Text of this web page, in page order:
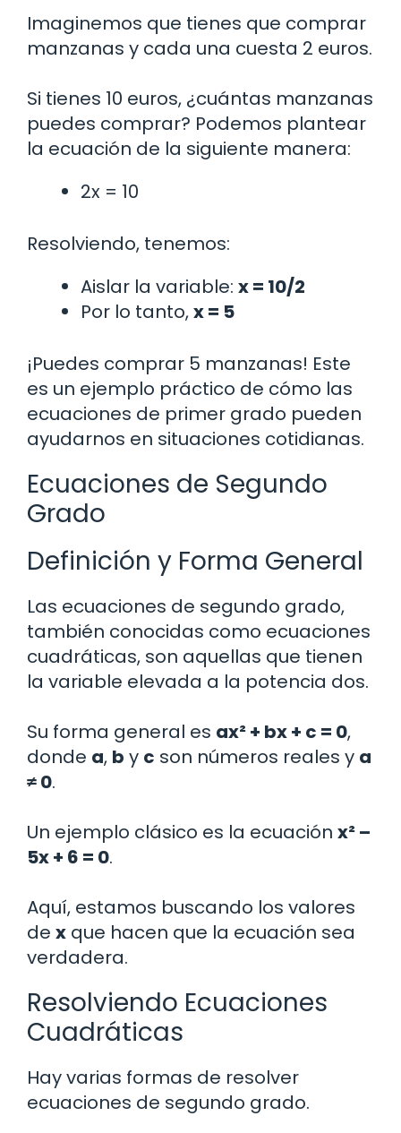
Imaginemos que tienes que comprar
manzanas y cada una cuesta 2 euros.
Si tienes 10 euros, ¿cuántas manzanas
puedes comprar? Podemos plantear
la ecuación de la siguiente manera:
2x = 10
Resolviendo, tenemos:
Aislar la variable: x = 10/2
Por lo tanto,x = 5
¡Puedes comprar 5 manzanas! Este
es un ejemplo práctico de cómo las
ecuaciones de primer grado pueden
ayudarnos en situaciones cotidianas.
Ecuaciones de Segundo
Grado
Definición y Forma General
Las ecuaciones de segundo grado,
también conocidas como ecuaciones
cuadráticas, son aquellas que tienen
la variable elevada a la potencia dos.
Su forma general es ax² + bx + c = 0,
donde a, b y c son números reales y a
≠ 0.
Un ejemplo clásico es la ecuación x² –
5x + 6 = 0.
Aquí, estamos buscando los valores
de x que hacen que la ecuación sea
verdadera.
Resolviendo Ecuaciones
Cuadráticas
Hay varias formas de resolver
ecuaciones de segundo grado.